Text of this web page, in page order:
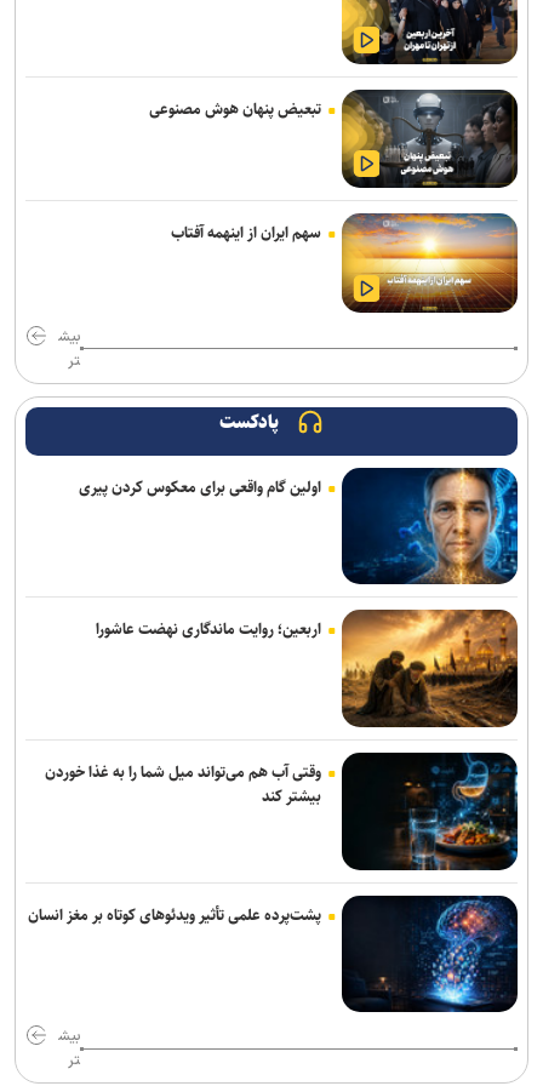
دستگیری باند کپی کارت‌های بانکی؛ ۵۴ شهروند قربانی شدند
اعزام ۳۰۰ نیروی جهادی شهرداری تهران برای خدمت‌رسانی در اربعین
مسیر شمال به جنوب چالوس و آزادراه تهران ـ شمال مسدود شد
خستگی و خواب‌آلودگی؛ عامل اصلی تمام تصادفات زائران اربعین
زلزله کهنوج استان کرمان را لرزاند
ارائه بیش از ۱.۷ میلیون خدمت به زائران اربعین/ اجرای پزشکی خانواده تا
مدیران مناطق تهران، بازوی اجرایی دولت برای تسریع در حل مسائل محلی
هستند
اتوبوس‌های رایگان شرکت واحد برای بازگشت زائران اربعین
دادسرای تهران
دادگاه پرونده کثیرالشاکی شرکت تات موتور تاک با ۲۹۷۹ نفر شاکی برگزار
شد
۷ مصدوم بر اثر تصادف خودروی حامل زائران ایرانی با گاردریل در محور
کربلا ـ نجف
ستاد حقوق بشر: روز حقوق بشر اسلامی نماد مقاومت در برابر غرب است
سیگار مهم‌ترین دروازه ورود به مصرف مواد مخدر است
ورود حیوانات خانگی به رستوران‌ها و مراکز عرضه غذا تخلف بهداشتی
است
زمان ثبت نام مرحله دوم نقل و انتقالات فرهنگیان اعلام شد
تمدید خدمات‌رسانی قرارگاه زرباطیه تا ۱۶ مرداد
اعزام ۱۳۰ هزار زائر اربعین از پایانه‌های مسافربری شهر تهران
تبعیض پنهان هوش مصنوعی
سهم ایران از اینهمه آفتاب
بیش
تر
پادکست
اولین گام واقعی برای معکوس کردن پیری
اربعین؛ روایت ماندگاری نهضت عاشورا
وقتی آب هم می‌تواند میل شما را به غذا خوردن
بیشتر کند
پشت‌پرده علمی تأثیر ویدئو‌های کوتاه بر مغز انسان
بیش
تر